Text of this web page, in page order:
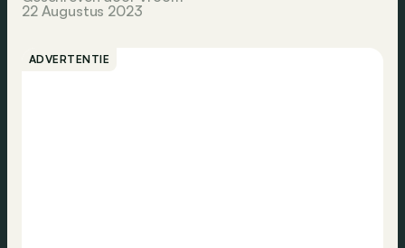
22 Augustus 2023
ADVERTENTIE